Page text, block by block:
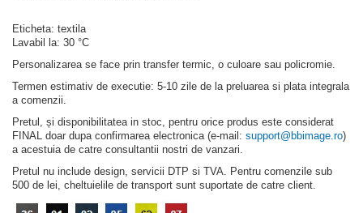
Eticheta: textila
Lavabil la: 30 °C
Personalizarea se face prin transfer termic, o culoare sau policromie.
Termen estimativ de executie: 5-10 zile de la preluarea si plata integrala
a comenzii.
Pretul, și disponibilitatea in stoc, pentru orice produs este considerat
FINAL doar dupa confirmarea electronica (e-mail: support@bbimage.ro)
a acestuia de catre consultantii nostri de vanzari.
Pretul nu include design, servicii DTP si TVA. Pentru comenzile sub
500 de lei, cheltuielile de transport sunt suportate de catre client.